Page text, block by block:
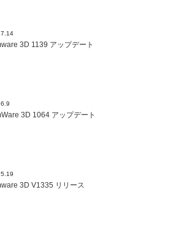
3D 1139 アップデート
3D 1064 アップデート
3D V1335 リリース